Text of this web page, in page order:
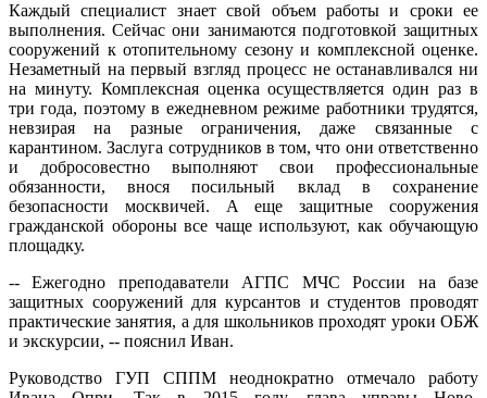
Каждый специалист знает свой объем работы и сроки ее
выполнения. Сейчас они занимаются подготовкой защитных
сооружений к отопительному сезону и комплексной оценке.
Незаметный на первый взгляд процесс не останавливался ни
на минуту. Комплексная оценка осуществляется один раз в
три года, поэтому в ежедневном режиме работники трудятся,
невзирая на разные ограничения, даже связанные с
карантином. Заслуга сотрудников в том, что они ответственно
и добросовестно выполняют свои профессиональные
обязанности, внося посильный вклад в сохранение
безопасности москвичей. А еще защитные сооружения
гражданской обороны все чаще используют, как обучающую
площадку.
‑‑ Ежегодно преподаватели АГПС МЧС России на базе
защитных сооружений для курсантов и студентов проводят
практические занятия, а для школьников проходят уроки ОБЖ
и экскурсии, ‑‑ пояснил Иван.
Руководство ГУП СППМ неоднократно отмечало работу